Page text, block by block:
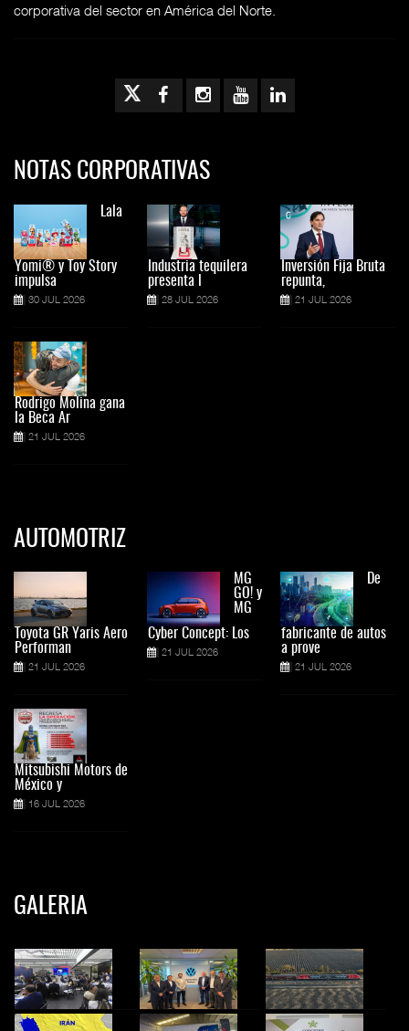
corporativa del sector en América del Norte.
NOTAS CORPORATIVAS
Lala
Yomi® y Toy Story
impulsa
30 JUL 2026
Rodrigo Molina gana
la Beca Ar
21 JUL 2026
Industria tequilera
presenta l
28 JUL 2026
Inversión Fija Bruta
repunta,
21 JUL 2026
AUTOMOTRIZ
Toyota GR Yaris Aero
Performan
21 JUL 2026
Mitsubishi Motors de
México y
16 JUL 2026
MG
GO! y
MG
Cyber Concept: Los
21 JUL 2026
De
fabricante de autos
a prove
21 JUL 2026
GALERIA